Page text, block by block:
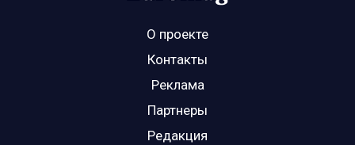
О проекте
Контакты
Реклама
Партнеры
Редакция